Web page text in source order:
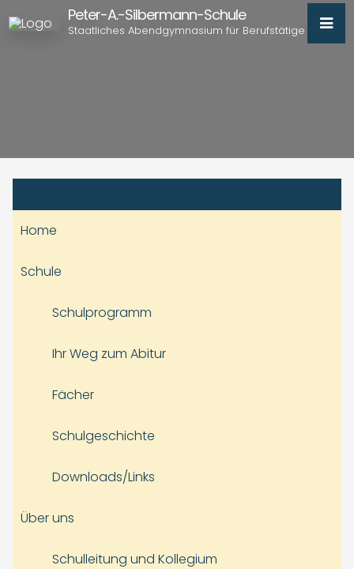
Peter-A.-Silbermann-Schule
Staatliches Abendgymnasium für Berufstätige
Home
Schule
Schulprogramm
Ihr Weg zum Abitur
Fächer
Schulgeschichte
Downloads/Links
Über uns
Schulleitung und Kollegium